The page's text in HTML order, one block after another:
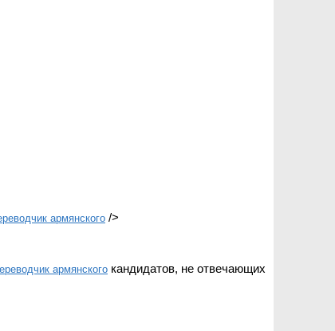
армянского />
армянского кандидатов, не отвечающих